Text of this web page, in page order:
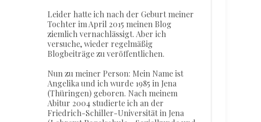
Leider hatte ich nach der Geburt meiner
Tochter im April 2015 meinen Blog
ziemlich vernachlässigt. Aber ich
versuche, wieder regelmäßig
Blogbeiträge zu veröffentlichen.
Nun zu meiner Person: Mein Name ist
Angelika und ich wurde 1985 in Jena
(Thüringen) geboren. Nach meinem
Abitur 2004 studierte ich an der
Friedrich-Schiller-Universität in Jena